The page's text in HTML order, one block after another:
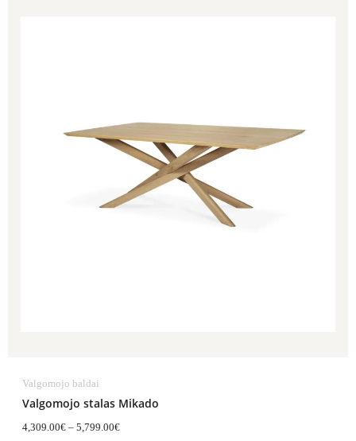
Valgomojo baldai
Valgomojo stalas Mikado
4,309.00€ – 5,799.00€